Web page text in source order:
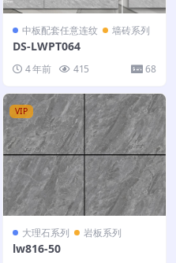
中板配套任意连纹 墙砖系列
DS-LWPT064
4 年前 415 68
VIP
大理石系列 岩板系列
lw816-50